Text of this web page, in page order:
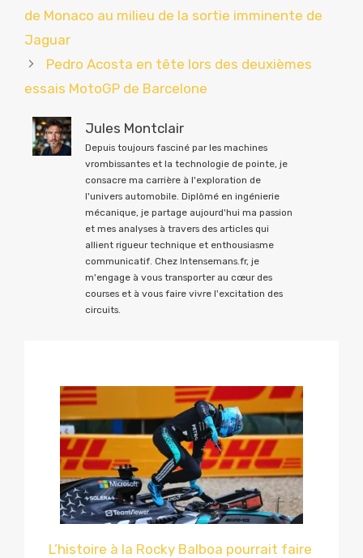
de Monaco au milieu de la sortie imminente de
Jaguar
Pedro Acosta en tête lors des deuxièmes
essais MotoGP de Barcelone
Jules Montclair
Depuis toujours fasciné par les machines
vrombissantes et la technologie de pointe, je
consacre ma carrière à l'exploration de
l'univers automobile. Diplômé en ingénierie
mécanique, je partage aujourd'hui ma passion
et mes analyses à travers des articles qui
allient rigueur technique et enthousiasme
communicatif. Chez Intensemans.fr, je
m'engage à vous transporter au cœur des
courses et à vous faire vivre l'excitation des
circuits.
L’histoire à la Rocky Balboa pourrait faire